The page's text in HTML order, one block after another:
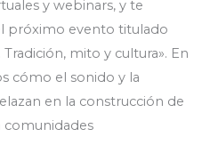
y webinars, y te
próximo evento titulado
mito y cultura». En
cómo el sonido y la
en la construcción de
comunidades